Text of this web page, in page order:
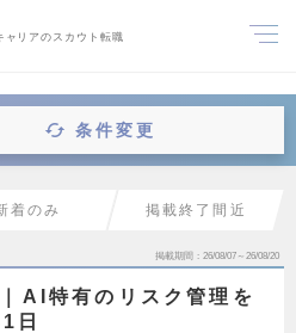
ャリアのスカウト転職
条件変更
着のみ 掲載終了間近
掲載期間 26/08/07～26/08/20
AI特有のリスク管理を
日